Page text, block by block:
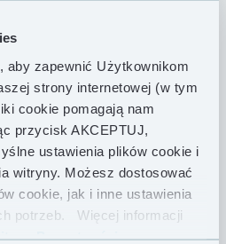
aby zapewnić Użytkownikom
strony internetowej (w tym
cookie pomagają nam
przycisk AKCEPTUJ,
ustawienia plików cookie i
witryny. Możesz dostosować
cookie, jak i inne ustawienia
potrzeb.
Więcej informacji
Prywatności .
wysoką oddychalność.
pozyskiwanym puchem z
Komory w spodzie i we
aby w zależności od potrzeb
o tym, jak powinien być
do wykorzystania
obozowania w jednym
zamienić go w
200 x 160 cm, pod
się dwie osoby.